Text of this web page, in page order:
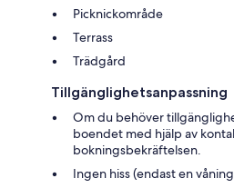
Picknickområde
Terrass
Trädgård
Tillgänglighetsanpassning
Om du behöver
boendet med hjälp av
bokningsbekräftelsen.
Ingen hiss (endast en